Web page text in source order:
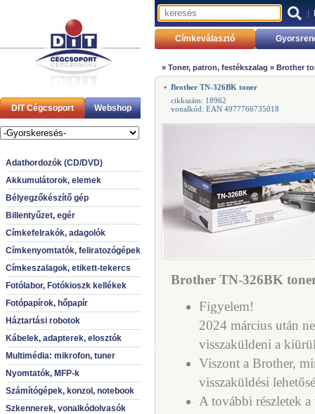
DIT Cégcsoport Webshop
Adathordozók (CD/DVD)
Akkumulátorok, elemek
Bélyegzőkészítő gép
Billentyűzet, egér
Címkefelrakók, adagolók
Címkenyomtatók, feliratozógépek
Címkeszalagok, etikett-tekercs
Fotólabor, Fotókioszk kellékek
Fotópapírok, hőpapír
Háztartási robotok
Kábelek, adapterek, elosztók
Multimédia: mikrofon, tuner
Nyomtatók, MFP-k
Számítógépek, konzol, notebook
Szkennerek, vonalkódolvasók
|
Címkeválasztó
» Toner, patron, festékszalag » Brother
Brother TN-326BK toner
cikkszám: 18962
vonalkód: EAN 4977766735018
Brother TN-326BK
Figyelem!
2024 március után
visszaküldeni a
Viszont a Brother,
visszaküldési
A további részletek